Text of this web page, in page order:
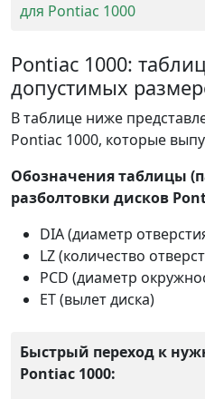
для Pontiac 1000
Pontiac 1000:
допустимых
В таблице ниже
Pontiac 1000, которые
Обозначения таблицы
разболтовки дисков
DIA (диаметр
LZ (количество
PCD (диаметр
ET (вылет диска)
Быстрый переход к
Pontiac 1000: